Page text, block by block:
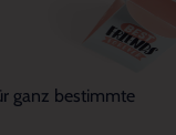
ganz bestimmte